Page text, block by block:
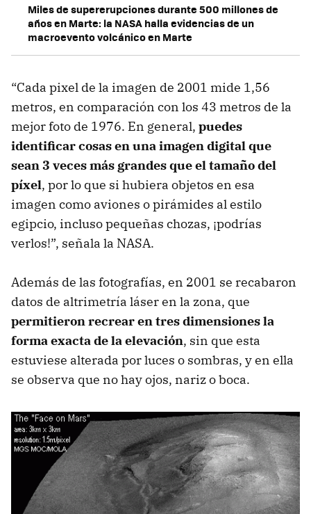
Miles de supererupciones durante 500 millones de
años en Marte: la NASA halla evidencias de un
macroevento volcánico en Marte
“Cada pixel de la imagen de 2001 mide 1,56
metros, en comparación con los 43 metros de la
mejor foto de 1976. En general, puedes
identificar cosas en una imagen digital que
sean 3 veces más grandes que el tamaño del
píxel, por lo que si hubiera objetos en esa
imagen como aviones o pirámides al estilo
egipcio, incluso pequeñas chozas, ¡podrías
verlos!”, señala la NASA.
Además de las fotografías, en 2001 se recabaron
datos de altrimetría láser en la zona, que
permitieron recrear en tres dimensiones la
forma exacta de la elevación, sin que esta
estuviese alterada por luces o sombras, y en ella
se observa que no hay ojos, nariz o boca.